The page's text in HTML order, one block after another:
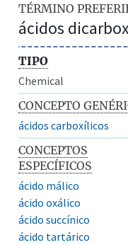
TÉRMINO
ácidos
TIPO
Chemical
CONCEPTO
ácidos carboxílicos
CONCEPTOS
ESPECÍFICOS
ácido málico
ácido oxálico
ácido succínico
ácido tartárico